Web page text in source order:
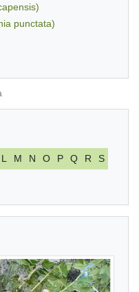
punctata)
L M N O P Q R
S